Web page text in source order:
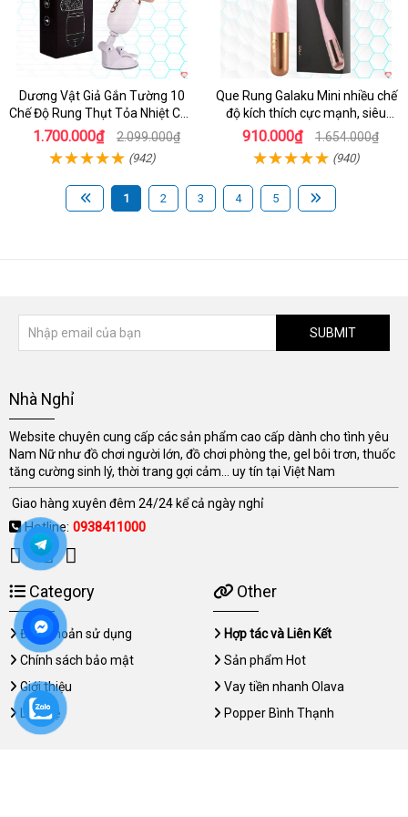
Dương Vật Giả Gắn Tường 10
Chế Độ Rung Thụt Tỏa Nhiệt Cao
Cấp
1.700.000₫ 2.099.000₫
(942)
Que Rung Galaku Mini nhiều chế
độ kích thích cực mạnh, siêu
sướng
910.000₫ 1.654.000₫
(940)
1 2 3 4 5
SUBMIT
Nhà Nghỉ
Website chuyên cung cấp các sản phẩm cao cấp dành cho tình yêu
Nam Nữ như đồ chơi người lớn, đồ chơi phòng the, gel bôi trơn, thuốc
tăng cường sinh lý, thời trang gợi cảm... uy tín tại Việt Nam
Giao hàng xuyên đêm 24/24 kể cả ngày nghỉ
Hotline: 0938411000
Category
Điều khoản sử dụng
Chính sách bảo mật
Giới thiệu
Liên hệ
Other
Hợp tác và Liên Kết
Sản phẩm Hot
Vay tiền nhanh Olava
Popper Bình Thạnh